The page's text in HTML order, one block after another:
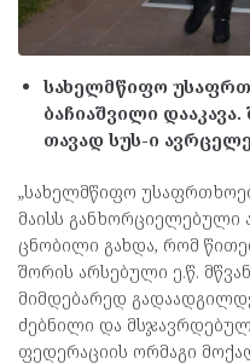
სახელმწიფო
ბაჩიაშვილი
თავად სუს-ი
„სახელმწიფო
მაისს განხორციელებული
ცნობილი გახდა, რომ
შორის არსებული ე.წ.
მიმდებარედ
ძებნილი და
ფედერაციის ორმაგი